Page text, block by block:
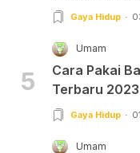
Gaya Hidup
5
Umam
Cara Pakai
Terbaru
Gaya Hidup
Umam